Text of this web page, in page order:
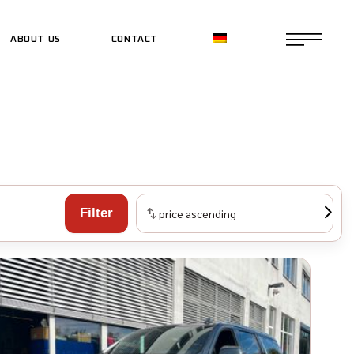
ABOUT US CONTACT
SHOP
Filter price ascending